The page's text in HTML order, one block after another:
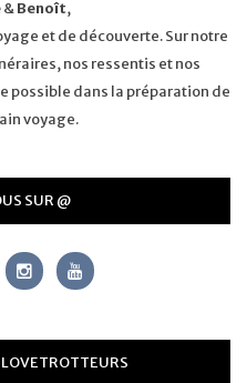
&Benoît,
et de découverte. Sur notre
nos ressentis et nos
possible dans la préparation de
voyage.
SUR @